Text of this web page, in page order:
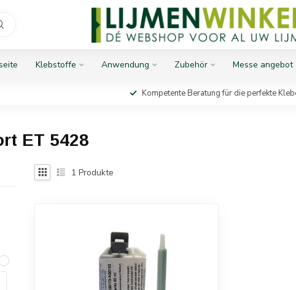
Klebstoffe Anwendung Zubehör Messe angebot
Kompetente Beratung für die perfekte
ET 5428
1 Produkte